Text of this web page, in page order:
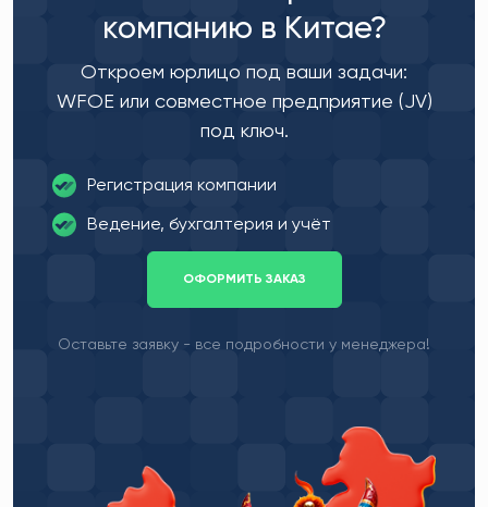
компанию в Китае?
Откроем юрлицо под ваши задачи:
WFOE или совместное предприятие (JV)
под ключ.
Регистрация компании
Ведение, бухгалтерия и учёт
ОФОРМИТЬ ЗАКАЗ
Оставьте заявку - все подробности у менеджера!